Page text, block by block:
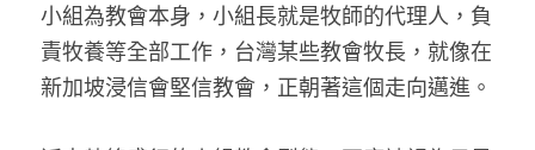
小組為教會本身，小組長就是牧師的代理人，負
責牧養等全部工作，台灣某些教會牧長，就像在
新加坡浸信會堅信教會，正朝著這個走向邁進。